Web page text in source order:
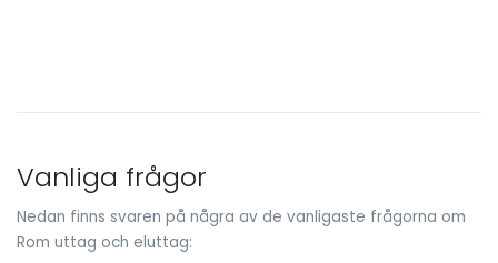
Vanliga frågor
Nedan finns svaren på några av de vanligaste frågorna om
Rom uttag och eluttag: